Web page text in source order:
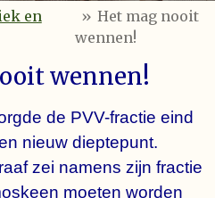
en
» Het mag nooit
wennen!
wennen!
de PVV-fractie eind
nieuw dieptepunt.
zei namens zijn fractie
moeten worden